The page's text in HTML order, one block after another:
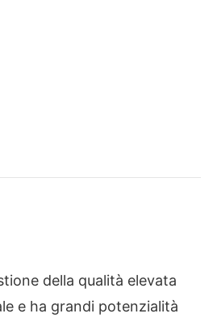
della qualità elevata
e ha grandi potenzialità